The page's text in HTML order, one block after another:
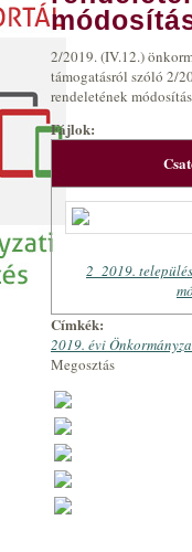
2/2019. (IV.12.)
támogatásról szóló 2/
rendeletének
Fájlok:
2_2019.
Címkék:
2019. évi
Megosztás